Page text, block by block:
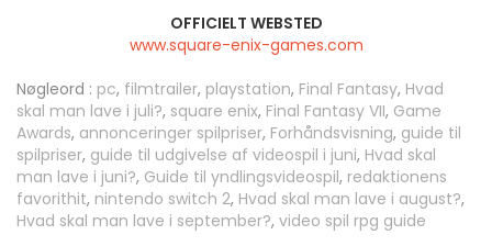
OFFICIELT WEBSTED
www.square-enix-games.com
Nøgleord : pc, filmtrailer, playstation, Final Fantasy, Hvad
skal man lave i juli?, square enix, Final Fantasy VII, Game
Awards, annonceringer spilpriser, Forhåndsvisning, guide til
spilpriser, guide til udgivelse af videospil i juni, Hvad skal
man lave i juni?, Guide til yndlingsvideospil, redaktionens
favorithit, nintendo switch 2, Hvad skal man lave i august?,
Hvad skal man lave i september?, video spil rpg guide